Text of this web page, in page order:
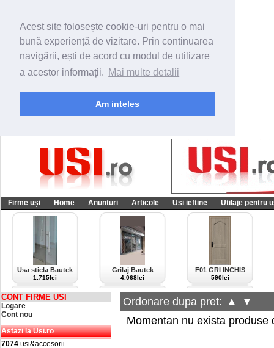
Acest site folosește cookie-uri pentru o mai
bună experiență de vizitare. Prin continuarea
navigării, ești de acord cu modul de utilizare
a acestor informații. Mai multe detalii
Am inteles
Firme uși Home Anunturi Articole Usi ieftine Utilaje pentru
Usa sticla Bautek
1.715lei
Grilaj Bautek
4.068lei
F01 GRI INCHIS
590lei
CONT FIRME USI
Logare
Cont nou
Astazi la Usi.ro
7074 usi&accesorii
Ordonare dupa pret: ▲
▼
Momentan nu exista produse